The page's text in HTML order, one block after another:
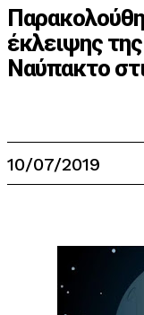
έκλειψης
Ναύπακτο
10/07/2019